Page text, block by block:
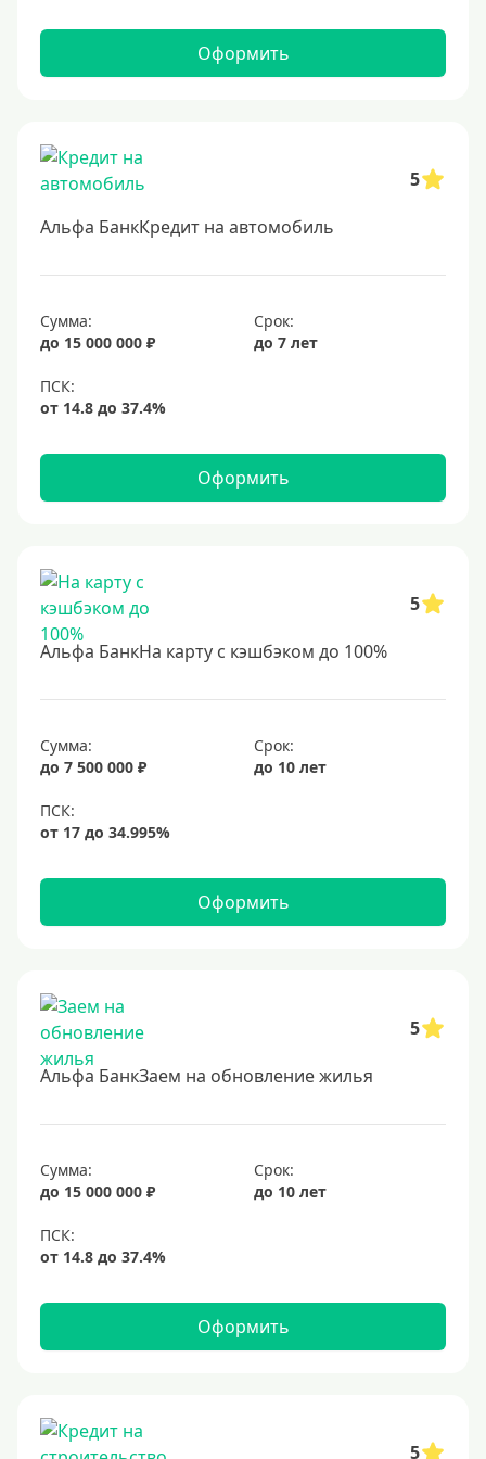
Военнослужащим
Для бюджетников и госслужащих
Для зарплатных клиентов
Без прописки
Без стажа работы
Пенсионерам
До 75 лет
До 85 лет
Студентам
С 18 лет
С 21 года
С 22 лет
С 23 лет
В декрете
Без обеспечения
Без залога
В банке под залог
Долгосрочные
Год
3 года
4 года
6 лет
7 лет
Оформить
5
Альфа БанкКредит на автомобиль
Сумма:
до 15 000 000 ₽
Срок:
до 7 лет
Оформить
5
Альфа БанкНа карту с кэшбэком до 100%
Сумма:
до 7 500 000 ₽
Срок:
до 10 лет
Оформить
5
Альфа БанкЗаем на обновление жилья
Сумма:
до 15 000 000 ₽
Срок:
до 10 лет
Оформить
5